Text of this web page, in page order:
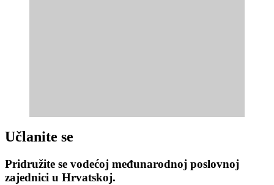
Učlanite se
Pridružite se vodećoj međunarodnoj poslovnoj
zajednici u Hrvatskoj.